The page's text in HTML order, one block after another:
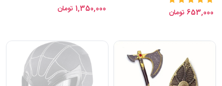
653,000 تومان نمره5.00 از 5
1,350,000 تومان